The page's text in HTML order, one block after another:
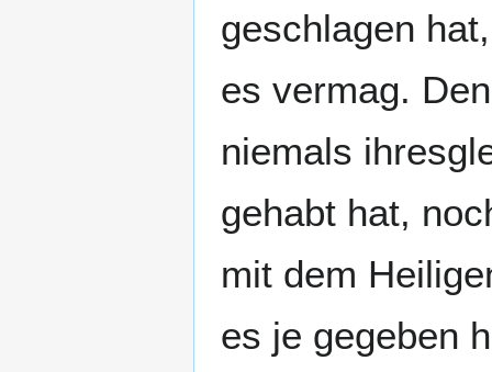
geschlagen
es vermag.
niemals
gehabt hat,
mit dem
es je gegeben